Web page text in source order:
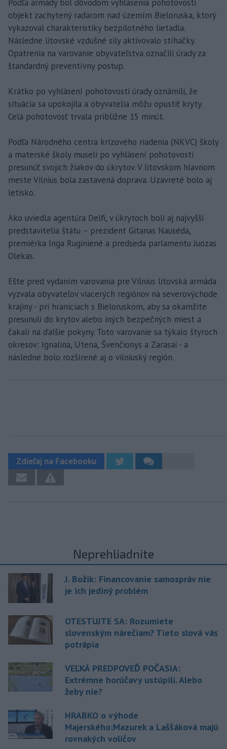
Podľa armády bol dôvodom vyhlásenia pohotovosti
objekt zachytený radarom nad územím Bieloruska, ktorý
vykazoval charakteristiky bezpilotného lietadla.
Následne litovské vzdušné sily aktivovalo stíhačky.
Opatrenia na varovanie obyvateľstva označili úrady za
štandardný preventívny postup.
Krátko po vyhlásení pohotovosti úrady oznámili, že
situácia sa upokojila a obyvatelia môžu opustiť kryty.
Celá pohotovosť trvala približne 15 minút.
Podľa Národného centra krízového riadenia (NKVC) školy
a materské školy museli po vyhlásení pohotovosti
presunúť svojich žiakov do úkrytov. V litovskom hlavnom
meste Vilnius bola zastavená doprava. Uzavreté bolo aj
letisko.
Ako uviedla agentúra Delfi, v úkrytoch boli aj najvyšší
predstavitelia štátu – prezident Gitanas Nauséda,
premiérka Inga Ruginiené a predseda parlamentu Juozas
Olekas.
Ešte pred vydaním varovania pre Vilnius litovská armáda
vyzvala obyvateľov viacerých regiónov na severovýchode
krajiny - pri hraniciach s Bieloruskom, aby sa okamžite
presunuli do krytov alebo iných bezpečných miest a
čakali na ďalšie pokyny. Toto varovanie sa týkalo štyroch
okresov: Ignalina, Utena, Švenčionys a Zarasai - a
následne bolo rozšírené aj o vilniuský región.
Zdieľaj na Facebooku
Neprehliadnite
J. Božik: Financovanie samospráv nie
je ich jediný problém
OTESTUJTE SA: Rozumiete
slovenským nárečiam? Tieto slová vás
potrápia
VEĽKÁ PREDPOVEĎ POČASIA:
Extrémne horúčavy ustúpili. Alebo
žeby nie?
HRABKO o výhode
Majerského:Mazurek a Laššáková majú
rovnakých voličov